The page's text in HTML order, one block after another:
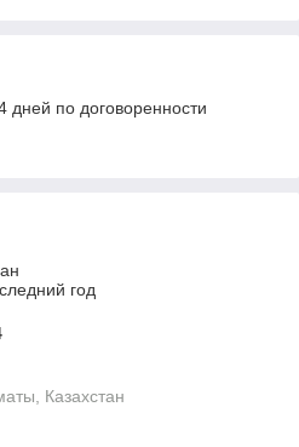
дней по договоренности
год
Казахстан